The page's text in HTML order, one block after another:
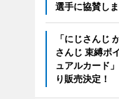
選手に協賛しま
「にじさんじ
さんじ 束縛ボ
ュアルカード
り販売決定！